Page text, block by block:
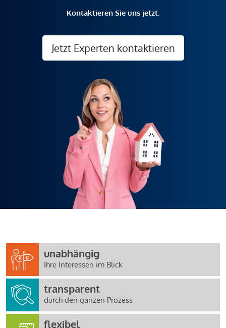
Kontaktieren Sie uns jetzt.
Jetzt Experten kontaktieren
unabhängig
Ihre Interessen im Blick
transparent
durch den ganzen Prozess
flexibel